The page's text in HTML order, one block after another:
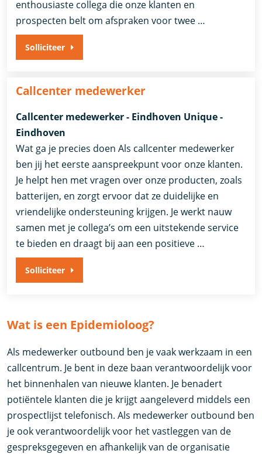
enthousiaste collega die onze klanten en
prospecten belt om afspraken voor twee …
Solliciteer
Callcenter medewerker
Callcenter medewerker - Eindhoven Unique -
Eindhoven
Wat ga je precies doen Als callcenter medewerker
ben jij het eerste aanspreekpunt voor onze klanten.
Je helpt hen met vragen over onze producten, zoals
batterijen, en zorgt ervoor dat ze duidelijke en
vriendelijke ondersteuning krijgen. Je werkt nauw
samen met je collega’s om een uitstekende service
te bieden en draagt bij aan een positieve …
Solliciteer
Wat is een Epidemioloog?
Als medewerker outbound ben je vaak werkzaam in een
callcentrum. Je bent in deze baan verantwoordelijk voor
het binnenhalen van nieuwe klanten. Je benadert
potiëntele klanten die je krijgt aangeleverd middels een
prospectlijst telefonisch. Als medewerker outbound ben
je ook verantwoordelijk voor het vastleggen van de
gespreksgegeven en afhankelijk van de organisatie